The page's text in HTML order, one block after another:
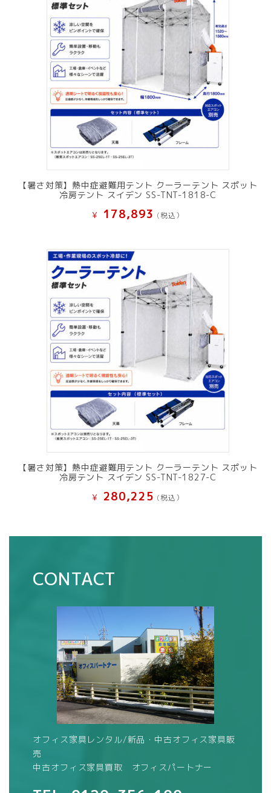
【暑さ対策】熱中症避難用テント クーラーテント スポット
冷房テント スイデン SS-TNT-1818-C
¥ 178,893 (税込）
【暑さ対策】熱中症避難用テント クーラーテント スポット
冷房テント スイデン SS-TNT-1827-C
¥ 280,225 (税込）
CONTACT
オフィス家具レンタル/新品・中古オフィス家具販
売
中古オフィス家具買取 オフィスパートナー